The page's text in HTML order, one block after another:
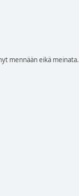
mennään eikä meinata.